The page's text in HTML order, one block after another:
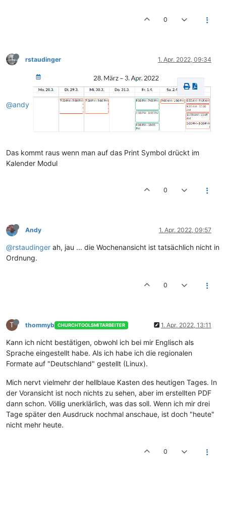
0
rstaudinger 1. Apr. 2022, 09:34
@andy
Das kommt raus wenn man auf das Print Symbol drückt im
Kalender Modul
0
Andy 1. Apr. 2022, 09:57
@rstaudinger ah, jau ... die Wochenansicht ist tatsächlich nicht in
Ordnung.
0
T thommyb CHURCHTOOLSMITARBEITER 1. Apr. 2022, 13:11
Kann ich nicht bestätigen, obwohl ich bei mir Englisch als
Sprache eingestellt habe. Als ich habe ich die regionalen
Formate auf "Deutschland" gestellt (Linux).
Mich nervt vielmehr der hellblaue Kasten des heutigen Tages. In
der Voransicht ist noch nichts zu sehen, aber im erstellten PDF
dann schon. Völlig unerklärlich, was das soll. Wenn ich mir drei
Tage später den Ausdruck nochmal anschaue, ist doch "heute"
nicht mehr heute.
0